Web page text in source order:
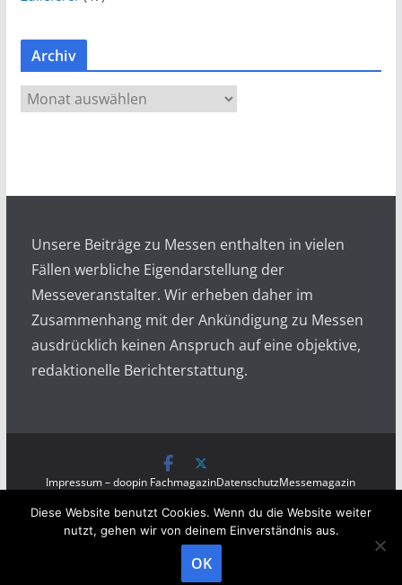
Archiv
r
Unsere Beiträge zu Messen enthalten in vielen
Fällen werbliche Eigendarstellung der
Messeveranstalter. Wir erheben daher im
Zusammenhang mit der Ankündigung zu Messen
ausdrücklich keinen Anspruch auf eine objektive,
redaktionelle Berichterstattung.
Impressum – doopin FachmagazinDatenschutzMessemagazin
Copyright © 2026Messen auf doopin.de. All rights
reserved.
Diese Website benutzt Cookies. Wenn du die Website weiter
nutzt, gehen wir von deinem Einverständnis aus.
OK